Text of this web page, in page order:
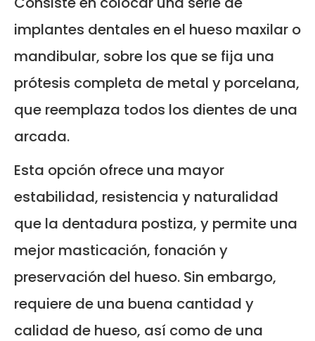
implantes dentales en el hueso maxilar o
mandibular, sobre los que se fija una
prótesis completa de metal y porcelana,
que reemplaza todos los dientes de una
arcada.
Esta opción ofrece una mayor
estabilidad, resistencia y naturalidad
que la dentadura postiza, y permite una
mejor masticación, fonación y
preservación del hueso. Sin embargo,
requiere de una buena cantidad y
calidad de hueso, así como de una